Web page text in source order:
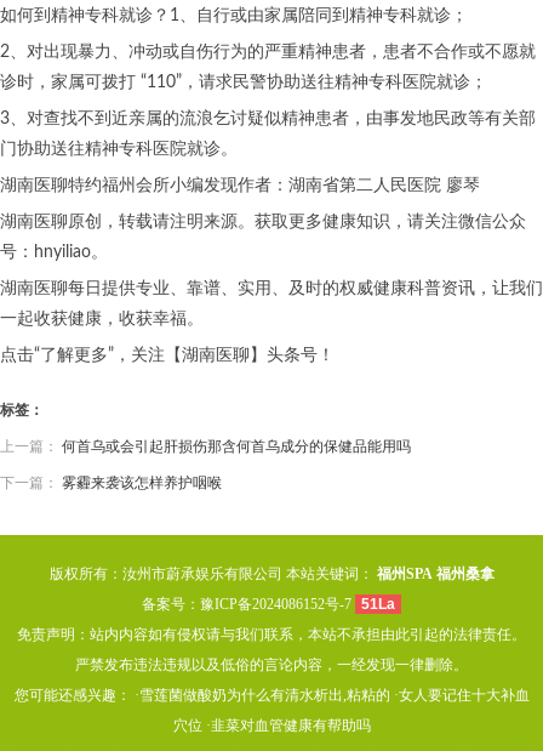
如何到精神专科就诊？1、自行或由家属陪同到精神专科就诊；
2、对出现暴力、冲动或自伤行为的严重精神患者，患者不合作或不愿就
诊时，家属可拨打 “110”，请求民警协助送往精神专科医院就诊；
3、对查找不到近亲属的流浪乞讨疑似精神患者，由事发地民政等有关部
门协助送往精神专科医院就诊。
湖南医聊特约福州会所小编发现作者：湖南省第二人民医院 廖琴
湖南医聊原创，转载请注明来源。获取更多健康知识，请关注微信公众
号：hnyiliao。
湖南医聊每日提供专业、靠谱、实用、及时的权威健康科普资讯，让我们
一起收获健康，收获幸福。
点击“了解更多”，关注【湖南医聊】头条号！
标签：
上一篇： 何首乌或会引起肝损伤那含何首乌成分的保健品能用吗
下一篇： 雾霾来袭该怎样养护咽喉
版权所有：汝州市蔚承娱乐有限公司 本站关键词： 福州SPA 福州桑拿
备案号： 豫ICP备2024086152号-7 51La
免责声明：站内内容如有侵权请与我们联系，本站不承担由此引起的法律责任。
严禁发布违法违规以及低俗的言论内容，一经发现一律删除。
您可能还感兴趣： ·雪莲菌做酸奶为什么有清水析出,粘粘的 ·女人要记住十大补血
穴位 ·韭菜对血管健康有帮助吗